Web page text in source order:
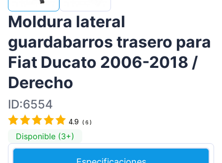
Moldura lateral
guardabarros trasero para
Fiat Ducato 2006-2018 /
Derecho
ID:6554
4.9 (6 )
Disponible (3+)